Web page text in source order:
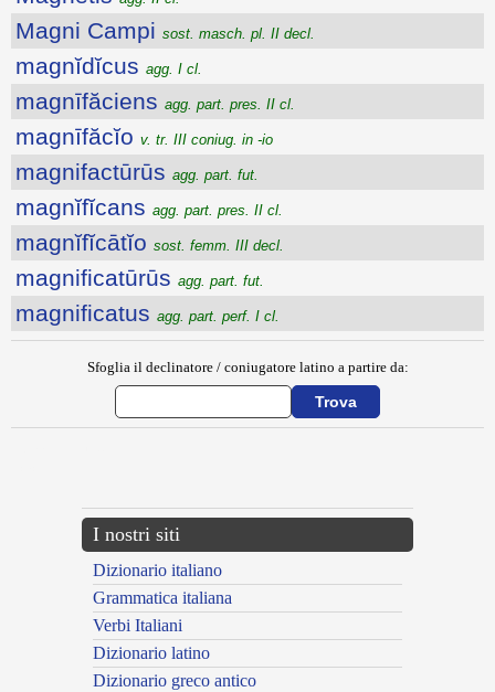
Magni Campi sost. masch. pl. II decl.
magnĭdĭcus agg. I cl.
magnīfăciens agg. part. pres. II cl.
magnīfăcĭo v. tr. III coniug. in -io
magnifactūrūs agg. part. fut.
magnĭfĭcans agg. part. pres. II cl.
magnĭfĭcātĭo sost. femm. III decl.
magnificatūrūs agg. part. fut.
magnificatus agg. part. perf. I cl.
Sfoglia il declinatore / coniugatore latino a partire da:
I nostri siti
Dizionario italiano
Grammatica italiana
Verbi Italiani
Dizionario latino
Dizionario greco antico